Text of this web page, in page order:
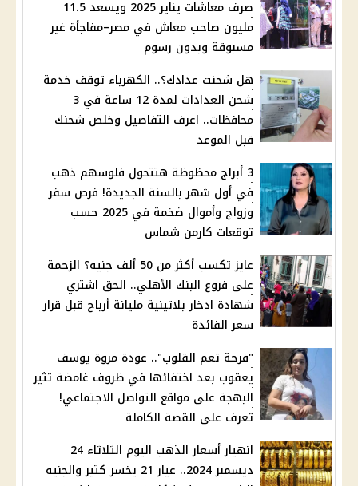
صرف معاشات يناير 2025 ويسعد 11.5
مليون صاحب معاش في مصر–مفاجأة غير
مسبوقة وبدون رسوم
هل شحنت عدادك؟.. الكهرباء توقف خدمة
شحن العدادات لمدة 12 ساعة في 3
محافظات.. اعرف التفاصيل وخلص شحنك
قبل الموعد
3 أبراج محظوظة هتتحول فلوسهم ذهب
في أول شهر بالسنة الجديدة! فرص سفر
وزواج وأموال ضخمة في 2025 حسب
توقعات كارمن شماس
عايز تكسب أكثر من 50 ألف جنيه؟ الزحمة
على فروع البنك الأهلي.. الحق اشتري
شهادة ادخار بلاتينية مليانة أرباح قبل قرار
سعر الفائدة
"فرحة تعم القلوب".. عودة مروة يوسف
يعقوب بعد اختفائها في ظروف غامضة تثير
البهجة على مواقع التواصل الاجتماعي!
تعرف على القصة الكاملة
انهيار أسعار الذهب اليوم الثلاثاء 24
ديسمبر 2024.. عيار 21 يخسر كتير والجنيه